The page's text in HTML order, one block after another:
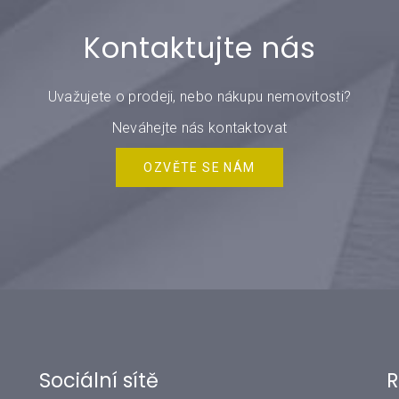
Kontaktujte nás
Uvažujete o prodeji, nebo nákupu nemovitosti?
Neváhejte nás kontaktovat
OZVĚTE SE NÁM
Sociální sítě